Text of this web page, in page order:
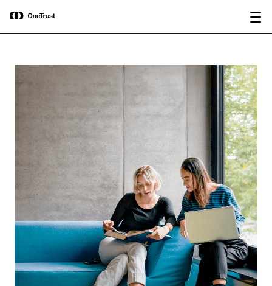
OneTrust nomeada “Visionária” no
Magic Quadrant™ 2026 da Gartner®
para plataformas de governança de IA.